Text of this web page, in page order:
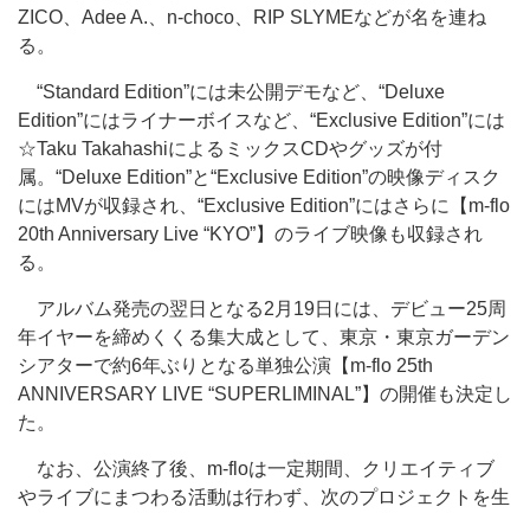
ZICO、Adee A.、n-choco、RIP SLYMEなどが名を連ね
る。
“Standard Edition”には未公開デモなど、“Deluxe
Edition”にはライナーボイスなど、“Exclusive Edition”には
☆Taku TakahashiによるミックスCDやグッズが付
属。“Deluxe Edition”と“Exclusive Edition”の映像ディスク
にはMVが収録され、“Exclusive Edition”にはさらに【m-flo
20th Anniversary Live “KYO”】のライブ映像も収録され
る。
アルバム発売の翌日となる2月19日には、デビュー25周
年イヤーを締めくくる集大成として、東京・東京ガーデン
シアターで約6年ぶりとなる単独公演【m-flo 25th
ANNIVERSARY LIVE “SUPERLIMINAL”】の開催も決定し
た。
なお、公演終了後、m-floは一定期間、クリエイティブ
やライブにまつわる活動は行わず、次のプロジェクトを生